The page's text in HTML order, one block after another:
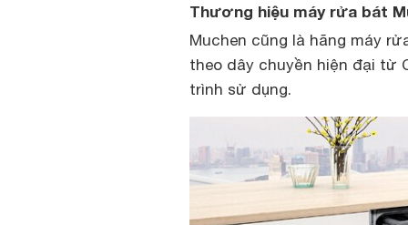
Thương hiệu máy rửa bát
Muchen cũng là hãng máy
theo dây chuyền hiện đại từ
trình sử dụng.